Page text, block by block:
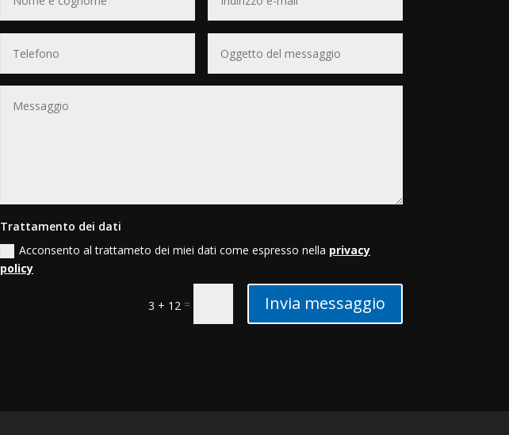
Trattamento dei dati
Acconsento al trattameto dei miei dati come espresso nella privacy
policy
3 + 12 = Invia messaggio